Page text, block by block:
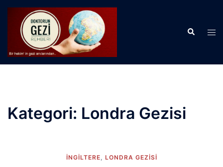
İçeriğe
Search
Kategori: Londra Gezisi
İNGİLTERE, LONDRA GEZISI